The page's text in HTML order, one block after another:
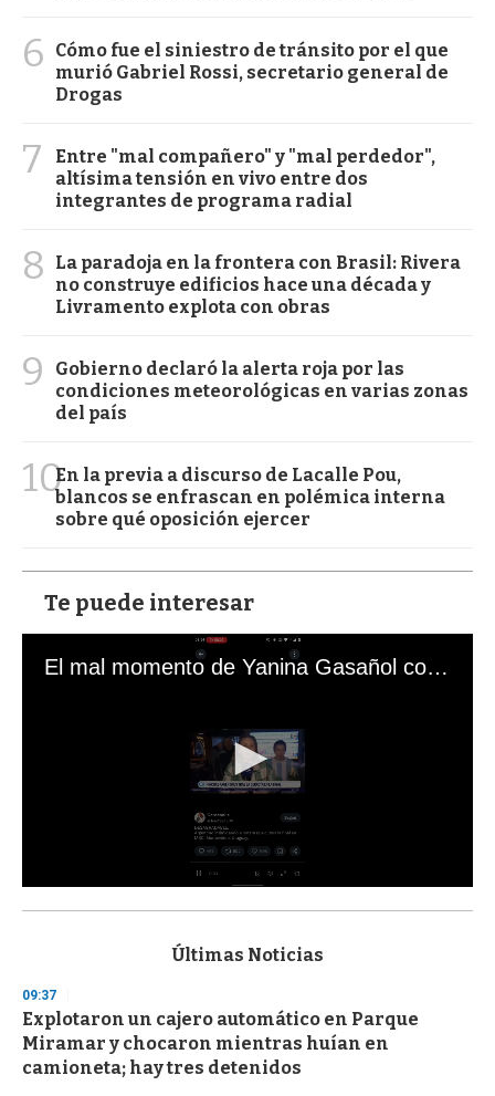
6
Cómo fue el siniestro de tránsito por el que
murió Gabriel Rossi, secretario general de
Drogas
7
Entre "mal compañero" y "mal perdedor",
altísima tensión en vivo entre dos
integrantes de programa radial
8
La paradoja en la frontera con Brasil: Rivera
no construye edificios hace una década y
Livramento explota con obras
9
Gobierno declaró la alerta roja por las
condiciones meteorológicas en varias zonas
del país
10En la previa a discurso de Lacalle Pou,
blancos se enfrascan en polémica interna
sobre qué oposición ejercer
Te puede interesar
El mal momento de Yanina Gasañol con un hincha argentino en "Subrayado"
s
d
s
o
f
3
Últimas Noticias
09:37
Explotaron un cajero automático en Parque
Miramar y chocaron mientras huían en
camioneta; hay tres detenidos